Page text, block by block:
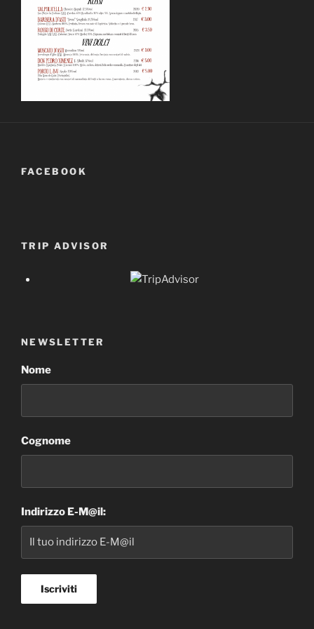
FACEBOOK
TRIP ADVISOR
NEWSLETTER
Nome
Cognome
Indirizzo E-M@il: